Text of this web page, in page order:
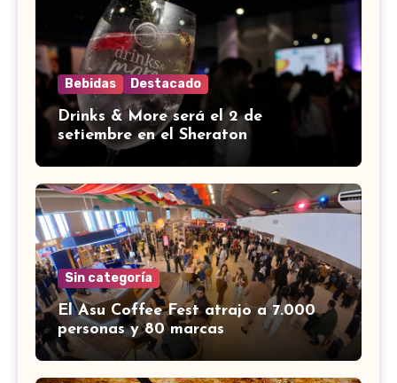
Bebidas Destacado
Drinks & More será el 2 de
setiembre en el Sheraton
Sin categoría
El Asu Coffee Fest atrajo a 7.000
personas y 80 marcas